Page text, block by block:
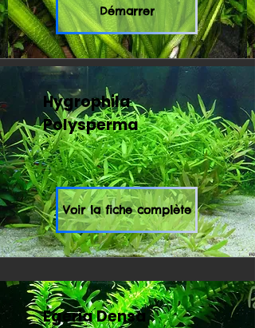
Démarrer
Hygrophila
Polysperma
Voir la fiche complète
Egeria Densa